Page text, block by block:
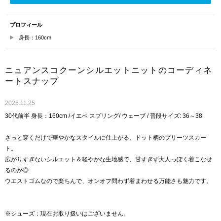
プロフィール
身長：160cm
ニュアンスコクーンシルエットニットのコーディネ
ートスナップ
2025.11.25
30代前半 身長：160cm /イエベ スプリング/ ウェーブ / 普段サイズ: 36～38
さっと穿くだけで華やかなスタイルに仕上がる、ドット柄のプリーツスカー
ト。
広がりすぎないシルエット＆軽やかな生地感で、甘すぎず大人っぽく着こなせ
るのが◎
ウエストゴムなので楽ちんで、オンオフ問わず着まわせる万能さも魅力です。
※シューズ：現在お取り扱いはございません。